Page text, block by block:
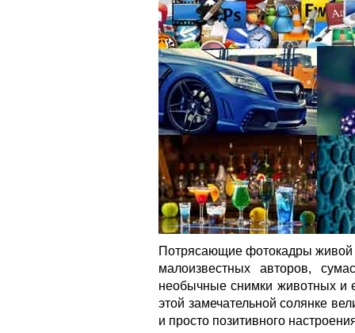
Потрясающие фотокадры живой
малоизвестных авторов,
необычные снимки животных и
этой замечательной солянке
и просто позитивного